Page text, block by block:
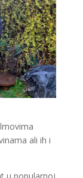
ali ih i